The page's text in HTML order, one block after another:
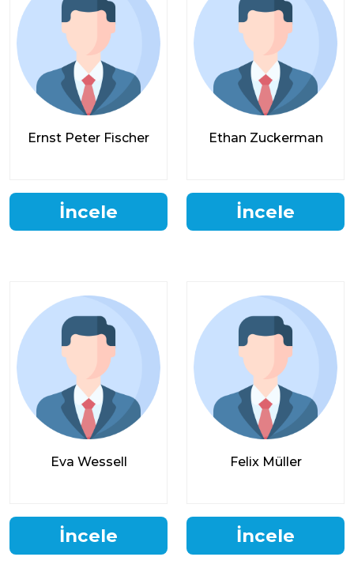
Ernst Peter Fischer
İncele
Ethan Zuckerman
İncele
Eva Wessell
İncele
Felix Müller
İncele